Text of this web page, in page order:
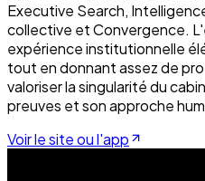
Executive Search,
collective et Convergence.
expérience institutionnelle
tout en donnant assez de
valoriser la singularité du
preuves et son approche
Voir le site ou l'app